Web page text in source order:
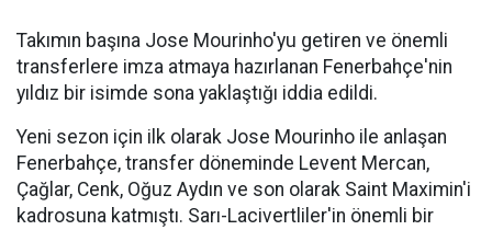
Takımın başına Jose Mourinho'yu getiren ve önemli
transferlere imza atmaya hazırlanan Fenerbahçe'nin
yıldız bir isimde sona yaklaştığı iddia edildi.
Yeni sezon için ilk olarak Jose Mourinho ile anlaşan
Fenerbahçe, transfer döneminde Levent Mercan,
Çağlar, Cenk, Oğuz Aydın ve son olarak Saint Maximin'i
kadrosuna katmıştı. Sarı-Lacivertliler'in önemli bir